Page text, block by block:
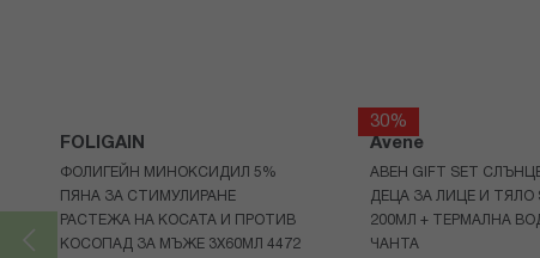
FOLIGAIN
ФОЛИГЕЙН МИНОКСИДИЛ 5%
ПЯНА ЗА СТИМУЛИРАНЕ
РАСТЕЖА НА КОСАТА И ПРОТИВ
КОСОПАД ЗА МЪЖЕ 3X60МЛ 4472
30%
Avene
АВЕН GIFT SET
ДЕЦА ЗА ЛИЦЕ И ТЯЛО
200МЛ + ТЕРМАЛНА
ЧАНТА